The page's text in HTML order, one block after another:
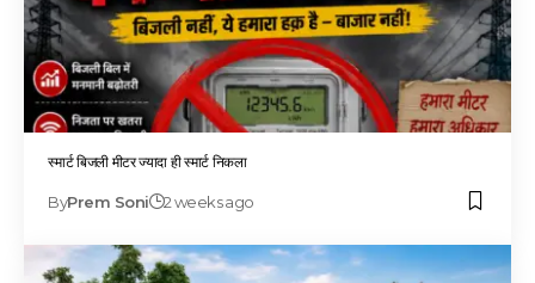
स्मार्ट बिजली मीटर ज्यादा ही स्मार्ट निकला
ByPrem Soni 2 weeks ago